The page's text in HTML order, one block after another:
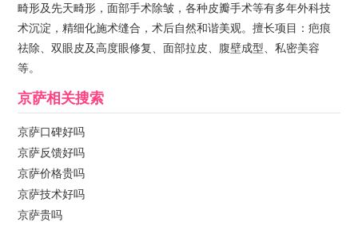
畸形及先天畸形，面部手术除皱，各种皮瓣手术等有多年外科技
术沉淀，精细化施术缝合，术后自然和谐美观。擅长项目：疤痕
祛除、双眼皮及高度眼修复、面部拉皮、腹壁成型、私密美容
等。
京萨相关搜索
京萨口碑好吗
京萨反馈好吗
京萨价格贵吗
京萨技术好吗
京萨贵吗